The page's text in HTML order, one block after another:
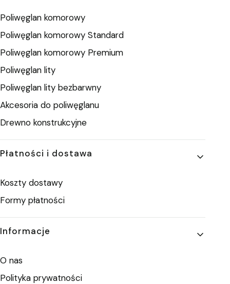
Poliwęglan komorowy
Poliwęglan komorowy Standard
Poliwęglan komorowy Premium
Poliwęglan lity
Poliwęglan lity bezbarwny
Akcesoria do poliwęglanu
Drewno konstrukcyjne
Płatności i dostawa
Koszty dostawy
Formy płatności
Informacje
O nas
Polityka prywatności